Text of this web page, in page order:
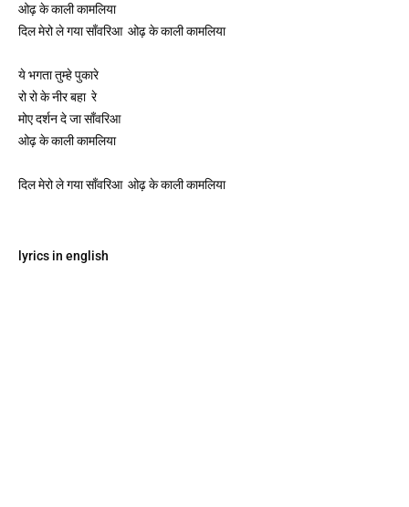
ओढ़ के काली कामलिया
दिल मेरो ले गया साँवरिआ  ओढ़ के काली कामलिया
ये भगता तुम्हे पुकारे
रो रो के नीर बहा  रे
मोए दर्शन दे जा साँवरिआ
ओढ़ के काली कामलिया
दिल मेरो ले गया साँवरिआ  ओढ़ के काली कामलिया
lyrics in english